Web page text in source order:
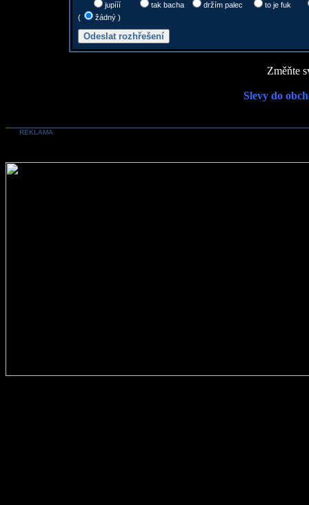
jupííí tak bacha držím palec
to je fuk
(
žádný )
Změňte
Slevy do
REKLAMA